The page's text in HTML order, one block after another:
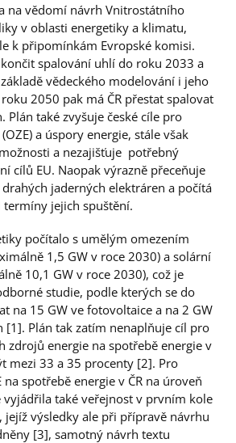
na vědomí návrh Vnitrostátního
v oblasti energetiky a klimatu,
k připomínkám Evropské komisi.
spalování uhlí do roku 2033 a
vědeckého modelování i jeho
2050 pak má ČR přestat spalovat
Plán také zvyšuje české cíle pro
a úspory energie, stále však
a nezajišťuje potřebný
cílů EU. Naopak výrazně přeceňuje
jaderných elektráren a počítá
jejich spuštění.
počítalo s umělým omezením
1,5 GW v roce 2030) a solární
10,1 GW v roce 2030), což je
studie, podle kterých se do
na 15 GW ve fotovoltaice a na 2 GW
[1]. Plán tak zatím nenaplňuje cíl pro
zdrojů energie na spotřebě energie v
mezi 33 a 35 procenty [2]. Pro
spotřebě energie v ČR na úroveň
vyjádřila také veřejnost v prvním kole
jejíž výsledky ale při přípravě návrhu
[3], samotný návrh textu